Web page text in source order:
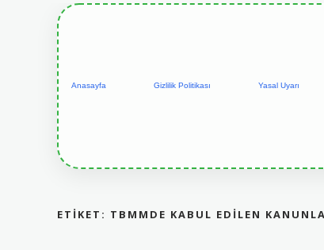
Anasayfa Gizlilik Politikası Yasal Uyarı
ETIKET: TBMMDE KABUL EDILEN